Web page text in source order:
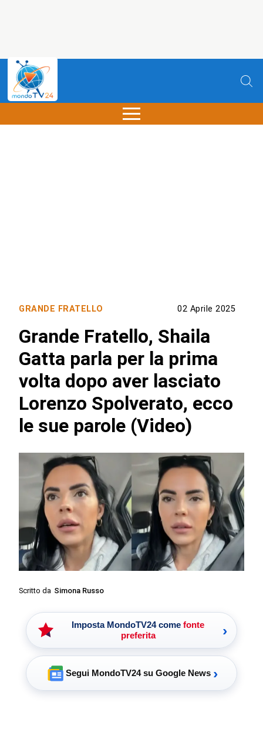
GRANDE FRATELLO 02 Aprile 2025
Grande Fratello, Shaila
Gatta parla per la prima
volta dopo aver lasciato
Lorenzo Spolverato, ecco
le sue parole (Video)
Scritto da Simona Russo
Imposta MondoTV24 come fonte
preferita
›
Segui MondoTV24 su Google News ›